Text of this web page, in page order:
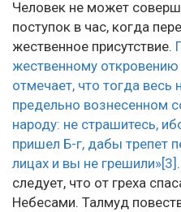
Человек не может
поступок в час, когда
жественное присутствие.
жественному откровению
отмечает, что тогда
предельно вознесенном
народу: не страшитесь,
пришел Б-г, дабы трепет
лицах и вы не грешили»[3]
следует, что от греха
Небесами. Талмуд